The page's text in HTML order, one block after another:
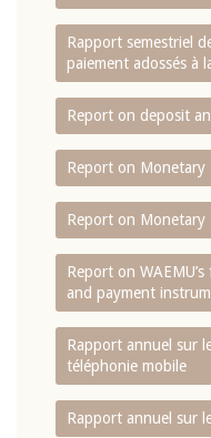
Rapport semestriel
paiement adossés à
Report on deposit
Report on Monetary
Report on Monetary
Report on
and payment
Rapport annuel sur
téléphonie mobile
Rapport annuel sur